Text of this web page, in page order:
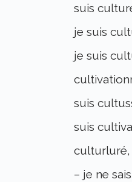
suis
je suis
je suis
suis
suis
culturluré,
– je ne